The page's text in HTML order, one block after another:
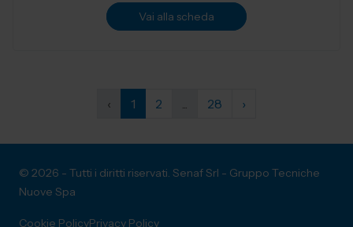
Vai alla scheda
‹ 1 2 ... 28 ›
© 2026 - Tutti i diritti riservati. Senaf Srl - Gruppo Tecniche
Nuove Spa
Cookie PolicyPrivacy Policy